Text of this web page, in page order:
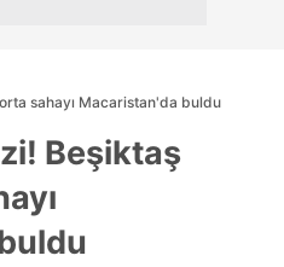
sahayı Macaristan'da buldu
Beşiktaş